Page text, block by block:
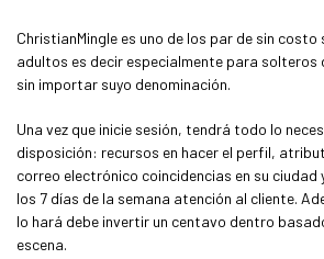
ChristianMingle es uno de los par de sin
adultos es decir especialmente para solteros
sin importar suyo denominación.
Una vez que inicie sesión, tendrá todo lo
disposición: recursos en hacer el perfil,
correo electrónico coincidencias en su ciudad
los 7 días de la semana atención al cliente.
lo hará debe invertir un centavo dentro
escena.